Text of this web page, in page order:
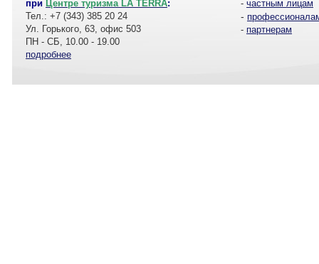
при Центре туризма LA TERRA:
Тел.: +7 (343) 385 20 24
Ул. Горького, 63, офис 503
ПН - СБ, 10.00 - 19.00
подробнее
- частным лицам
-
- партнерам